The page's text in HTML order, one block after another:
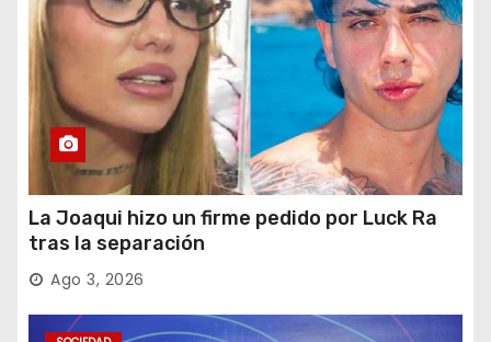
La Joaqui hizo un firme pedido por Luck Ra
tras la separación
Ago 3, 2026